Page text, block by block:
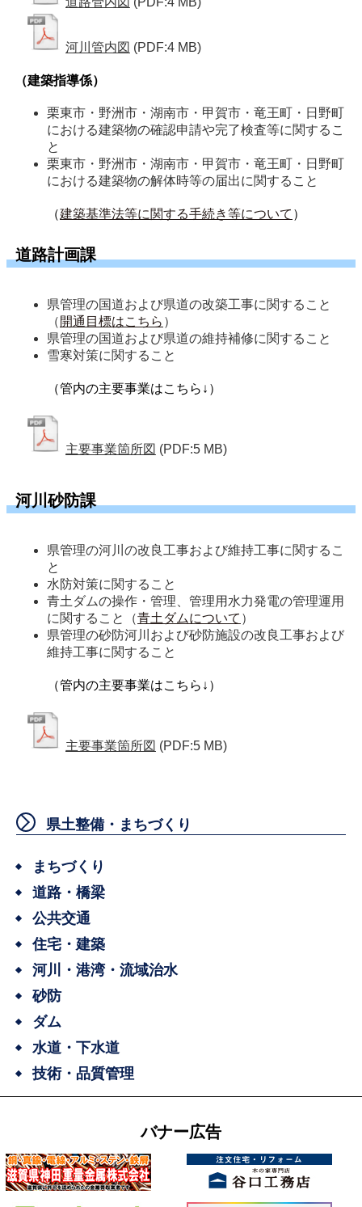
河川管内図 (PDF:4 MB)
（建築指導係）
栗東市・野洲市・湖南市・甲賀市・竜王町・日野町
における建築物の確認申請や完了検査等に関するこ
と
栗東市・野洲市・湖南市・甲賀市・竜王町・日野町
における建築物の解体時等の届出に関すること
（建築基準法等に関する手続き等について ）
道路計画課
県管理の国道および県道の改築工事に関すること
（ 開通目標はこちら ）
県管理の国道および県道の維持補修に関すること
雪寒対策に関すること
（管内の主要事業はこちら↓）
主要事業箇所図 (PDF:5 MB)
河川砂防課
県管理の河川の改良工事および維持工事に関するこ
と
水防対策に関すること
青土ダムの操作・管理、管理用水力発電の管理運用
に関すること（青土ダムについて ）
県管理の砂防河川および砂防施設の改良工事および
維持工事に関すること
（管内の主要事業はこちら↓）
主要事業箇所図 (PDF:5 MB)
県土整備・まちづくり
まちづくり
道路・橋梁
公共交通
住宅・建築
河川・港湾・流域治水
砂防
ダム
水道・下水道
技術・品質管理
バナー広告